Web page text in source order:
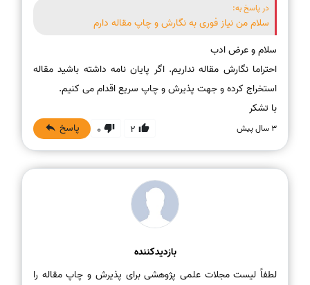
در پاسخ به:
سلام من نیاز فوری به نگارش و چاپ مقاله دارم
احتراما نگارش مقاله نداریم. اگر پایان نامه داشته باشید مقاله
با تشکر
3 سال پیش 2
0 پاسخ
بازدیدکننده
لطفاً لیست مجلات علمی پژوهشی برای پذیرش و چاپ مقاله را